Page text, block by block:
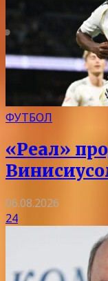
ФУТБОЛ
«Реал»
06.08.2026
24